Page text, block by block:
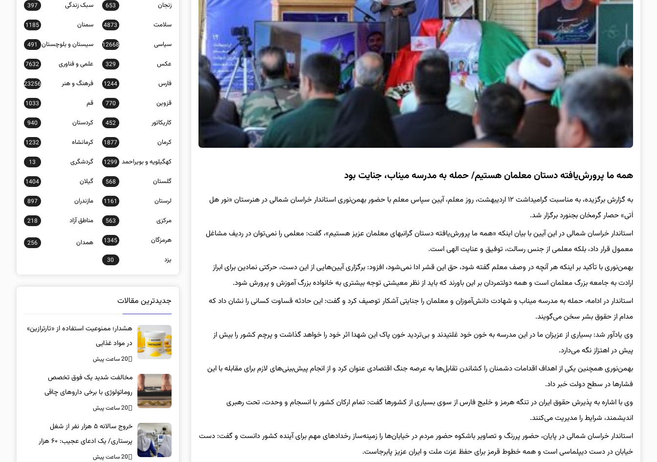
همه ما پرورش‌یافته دستان معلمان هستیم/ حمله به مدرسه میناب، جنایت بود
به گزارش برگزیده، به مناسبت گرامیداشت ۱۲ اردیبهشت، روز معلم، آیین سپاس معلم با حضور بهمن‌نوری استاندار خراسان شمالی در هنرستان «نور هل
اَتی» حصار گرمخان بجنورد برگزار شد.
استاندار خراسان شمالی در این آیین با بیان اینکه «همه ما پرورش‌یافته دستان گرانبهای معلمان عزیز هستیم»، گفت: معلمی را نمی‌توان در ردیف مشاغل
معمول قرار داد، بلکه معلمی از جنس رسالت، توفیق و عنایت الهی است.
بهمن‌نوری با تأکید بر اینکه هر آنچه در وصف معلم گفته شود، حق این قشر ادا نمی‌شود، افزود: برگزاری آیین‌هایی از این دست، حرکتی نمادین برای ابراز
ارادت به جامعه بزرگ معلمان است و همه دولتمردان بر این باورند که باید از نظر معیشتی توجه بیشتری به خانواده بزرگ آموزش و پرورش شود.
استاندار در ادامه، حمله به مدرسه میناب و شهادت دانش‌آموزان و معلمان را جنایتی آشکار توصیف کرد و گفت: این حادثه قساوت کسانی را نشان داد که
مدام از حقوق بشر سخن می‌گویند.
وی یادآور شد: بسیاری از عزیزان ما در این مدرسه به خون خود غلتیدند و بی‌تردید خون پاک این شهدا اثر خود را خواهد گذاشت و پرچم کشور را بیش از
پیش در اهتزاز نگه می‌دارد.
بهمن‌نوری همچنین یکی از اهداف اقدامات دشمنان را کشاندن تقابل‌ها به عرصه جنگ اقتصادی عنوان کرد و از انجام پیش‌بینی‌های لازم برای مقابله با این
فشارها در سطح دولت خبر داد.
وی با اشاره به پذیرش حقوق ایران در تنگه هرمز و خلیج فارس از سوی بسیاری از کشورها گفت: تمام ارکان کشور با انسجام و وحدت، تحت رهبری
اندیشمند، شرایط را مدیریت می‌کنند.
استاندار خراسان شمالی در پایان، حضور پررنگ و تصاویر باشکوه حضور مردم در خیابان‌ها را زمینه‌ساز رخدادهای مهم برای آینده کشور دانست و گفت: دست
خیابان در دست دیپلماسی است و همه خطوط قرمز برای حفظ عزت ملت و ایران عزیز پابرجاست.
زنجان 653 سبک زندگی 397
سلامت 4873 سمنان 1185
سیاسی 12668 سیستان و بلوچستان 491
عکس 329 علمی و فناوری 7632
فارس 1244 فرهنگ و هنر 23256
قزوین 770 قم 1033
کاریکاتور 452 کردستان 940
کرمان 1877 کرمانشاه 1232
کهگیلویه و بویراحمد 1299 گردشگری 13
گلستان 568 گیلان 1404
لرستان 1161 مازندران 897
مرکزی 563 مناطق آزاد 218
هرمزگان 1345 همدان 256
یزد 30
جدیدترین مقالات
هشدار؛ ممنوعیت استفاده از «تارترازین»
در مواد غذایی
20 ساعت پیش
مخالفت شدید یک فوق تخصص
روماتولوژی با برخی داروهای چاقی
20 ساعت پیش
خروج سالانه ۵ هزار نفر از شغل
پرستاری/ یک ادعای عجیب: ۶۰ هزار
پرستار خانه‌نشین شدند؟
20 ساعت پیش